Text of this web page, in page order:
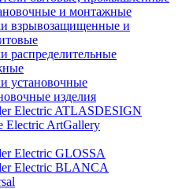
и монтажные
взрывозащищенные и
распределительные
установочные
изделия
Electric ATLASDESIGN
Electric ArtGallery
Electric GLOSSA
Electric BLANCA